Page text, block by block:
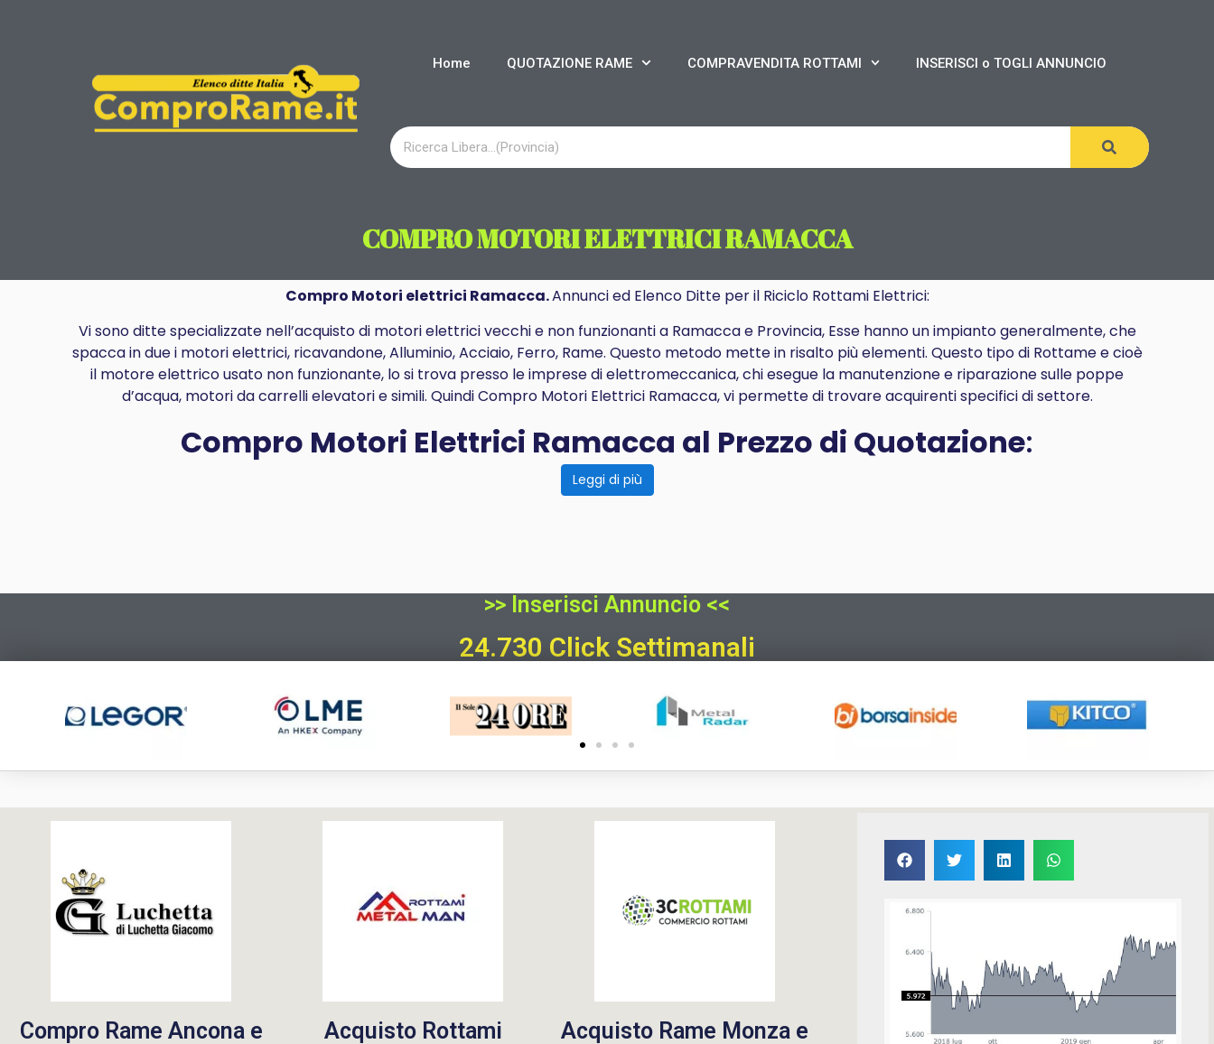
Home QUOTAZIONE RAME COMPRAVENDITA ROTTAMI INSERISCI o TOGLI ANNUNCIO
COMPRO MOTORI ELETTRICI RAMACCA
Compro Motori elettrici Ramacca.Annunci ed Elenco Ditte per il Riciclo Rottami Elettrici:
Vi sono ditte specializzate nell’acquisto di motori elettrici vecchi e non funzionanti a Ramacca e Provincia, Esse hanno un impianto generalmente, che
spacca in due i motori elettrici, ricavandone, Alluminio, Acciaio, Ferro, Rame. Questo metodo mette in risalto più elementi. Questo tipo di Rottame e cioè
il motore elettrico usato non funzionante, lo si trova presso le imprese di elettromeccanica, chi esegue la manutenzione e riparazione sulle poppe
d’acqua, motori da carrelli elevatori e simili. Quindi Compro Motori Elettrici Ramacca, vi permette di trovare acquirenti specifici di settore.
Compro Motori Elettrici Ramacca al Prezzo di Quotazione:
Leggi di più
>> Inserisci Annuncio <<
24.730 Click Settimanali
Compro Rame Ancona e
Acquisto Rottami
Acquisto Rame Monza e